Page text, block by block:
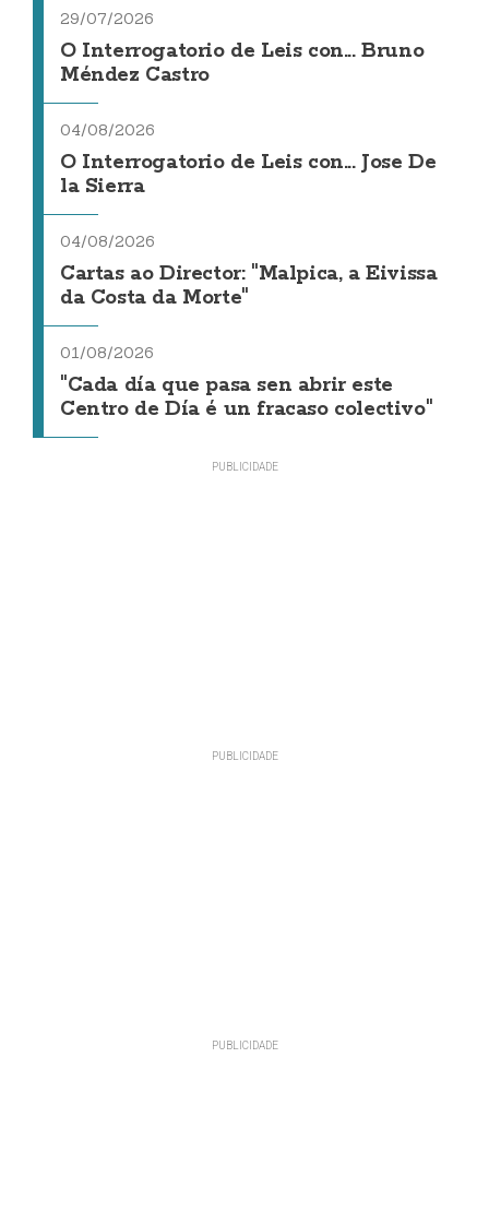
29/07/2026
O Interrogatorio de Leis con... Bruno
Méndez Castro
04/08/2026
O Interrogatorio de Leis con... Jose De
la Sierra
04/08/2026
Cartas ao Director: "Malpica, a Eivissa
da Costa da Morte"
01/08/2026
"Cada día que pasa sen abrir este
Centro de Día é un fracaso colectivo"